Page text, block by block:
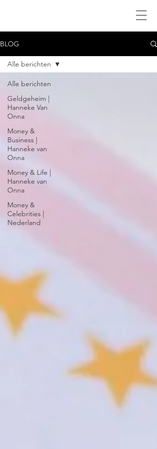
BLOG
Alle berichten
Geldgeheim |
Hanneke Van
Onna
Money &
Business |
Hanneke van
Onna
Money & Life |
Hanneke van
Onna
Money &
Celebrities |
Nederland
Alle berichten